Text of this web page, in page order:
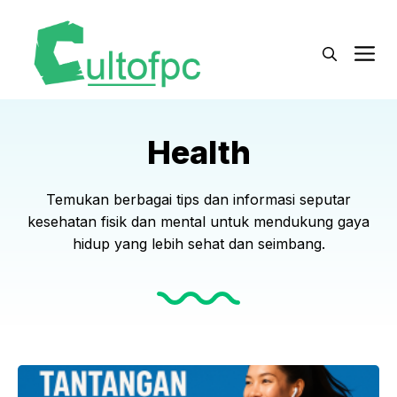
Health
Temukan berbagai tips dan informasi seputar
kesehatan fisik dan mental untuk mendukung gaya
hidup yang lebih sehat dan seimbang.